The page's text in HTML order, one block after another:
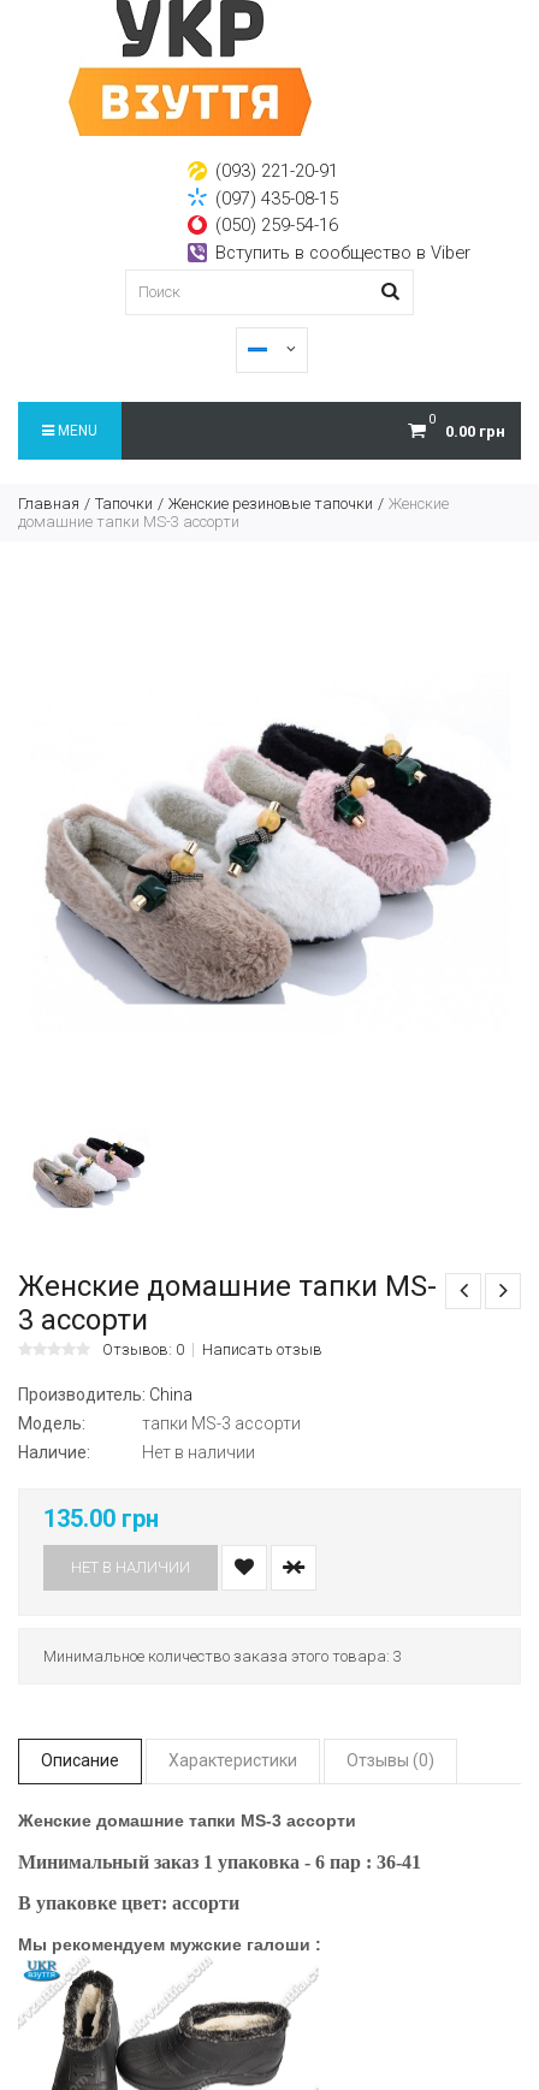
(093) 221-20-91
(097) 435-08-15
(050) 259-54-16
Вступить в сообщество в Viber
0
0.00 грн
MENU
Главная Тапочки Женские резиновые тапочки
Женские
домашние тапки MS-3 ассорти
Женские домашние тапки MS-
3 ассорти
Отзывов: 0 Написать отзыв
Производитель: China
Модель:
тапки MS-3 ассорти
Наличие:
Нет в наличии
135.00 грн
НЕТ В НАЛИЧИИ
Минимальное количество заказа этого товара: 3
Описание Характеристики Отзывы (0)
Женские домашние тапки MS-3 ассорти
Минимальный заказ 1 упаковка - 6 пар : 36-41
В упаковке цвет: ассорти
Мы рекомендуем мужские галоши :